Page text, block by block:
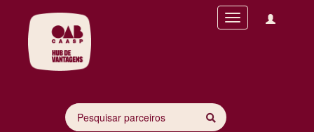
Toggle
navigation